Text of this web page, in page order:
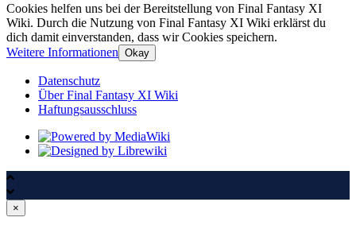
Cookies helfen uns bei der Bereitstellung von Final Fantasy XI
Wiki. Durch die Nutzung von Final Fantasy XI Wiki erklärst du
dich damit einverstanden, dass wir Cookies speichern.
Weitere Informationen Okay
Datenschutz
Über Final Fantasy XI Wiki
Haftungsausschluss
×